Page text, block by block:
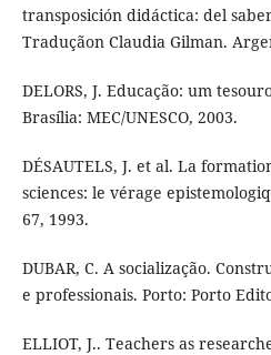
transposición didáctica: del
Traduçãon Claudia Gilman.
DELORS, J. Educação: um
Brasília: MEC/UNESCO, 2003.
DÉSAUTELS, J. et al. La
sciences: le vérage
67, 1993.
DUBAR, C. A socialização.
e professionais. Porto: Porto
ELLIOT, J.. Teachers as